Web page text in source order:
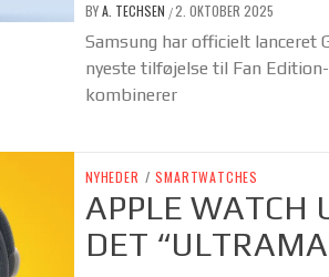
BYA. TECHSEN /2. OKTOBER 2025
Samsung har officielt lanceret
nyeste tilføjelse til Fan
kombinerer
NYHEDER / SMARTWATCHES
APPLE WATCH
DET